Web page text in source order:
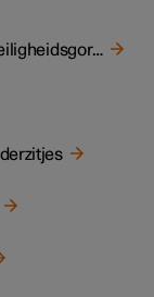
Plaatsingstabel voor kinderzitjes die de veiligheidsgordel in de auto gebruiken